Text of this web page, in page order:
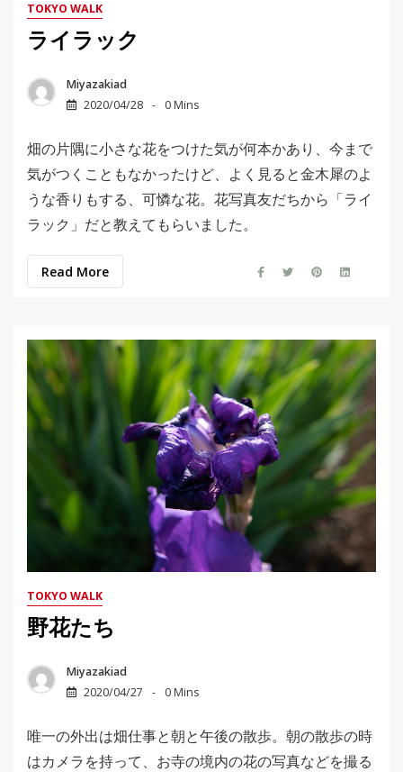
TOKYO WALK
ライラック
Miyazakiad
2020/04/28
0 Mins
畑の片隅に小さな花をつけた気が何本かあり、今まで
気がつくこともなかったけど、よく見ると金木犀のよ
うな香りもする、可憐な花。花写真友だちから「ライ
ラック」だと教えてもらいました。
Read More
TOKYO WALK
野花たち
Miyazakiad
2020/04/27
0 Mins
唯一の外出は畑仕事と朝と午後の散歩。朝の散歩の時
はカメラを持って、お寺の境内の花の写真などを撮る